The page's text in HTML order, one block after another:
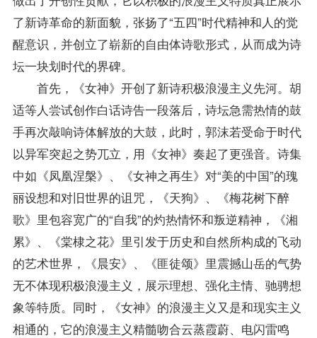
了新诗革命的新面貌，张扬了“五四”时代精神和人的觉
醒意识，并创立了崭新的自由体诗歌形式，从而成为诗
坛一块划时代的界碑。
首先，《女神》开创了新诗积极浪漫主义先河。胡
适等人尝试创作白话诗告一段落后，诗坛急需热情的鼓
手再次敲响诗体解放的大鼓，此时，郭沫若受命于时代
以异军突起之势兀立，用《女神》奏起了更强音。诗集
中如《凤凰涅槃》、《女神之再生》对“美的中国”的瑰
丽设想和对旧世界的诅咒，《天狗》、《梅花树下醉
歌》里包容宽广的“自我”的灼热情怀和叛逆精神，《湘
累》、《棠棣之花》里引发于历史和自然所构成的飞动
的艺术世界，《晨安》、《匪徒颂》里震撼山岳的气势
无不体现积极浪漫主义，展示理想、强化主情、驰骋想
象等特质。同时，《女神》的浪漫主义又是和现实主义
相通的，它的浪漫主义精髓吻合云蒸霞蔚、电闪雷鸣